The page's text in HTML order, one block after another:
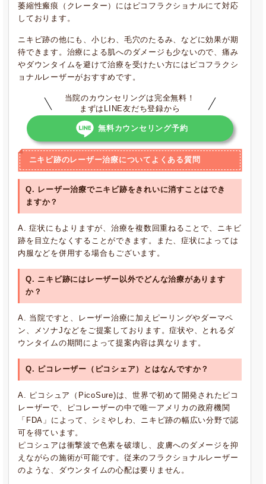
萎縮性瘢痕（クレーター）にはピコフラクショナルにて対応
しております。
ニキビ跡の他にも、小じわ、毛穴のたるみ、などに効果が期
待できます。治療による肌へのダメージも少ないので、痛み
やダウンタイムを避けて治療を受けたい方にはピコフラクシ
ョナルレーザーがおすすめです。
当院のカウンセリングは完全無料！
まずはLINE友だち登録から
無料カウンセリング予約
ニキビ跡のレーザー治療についてよくある質問
Q. レーザー治療でニキビ跡をきれいに消すことはでき
ますか？
A. 症状にもよりますが、治療を複数回重ねることで、ニキビ
跡を目立たなくすることができます。また、症状によっては
内服などを併用する場合もございます。
Q. ニキビ跡にはレーザー以外でどんな治療があります
か？
A. 当院ですと、レーザー治療に加えピーリングやダーマペ
ン、メソナJなどをご提案しております。症状や、とれるダ
ウンタイムの期間によって提案内容は異なります。
Q. ピコレーザー（ピコシェア）とはなんですか？
A. ピコシュア（PicoSure)は、世界で初めて開発されたピコ
レーザーで、ピコレーザーの中で唯一アメリカの政府機関
「FDA」によって、シミやしわ、ニキビ跡の幅広い分野で認
可を得ています。
ピコシュアは衝撃波で色素を破壊し、皮膚へのダメージを抑
えながらの施術が可能です。従来のフラクショナルレーザー
のような、ダウンタイムの心配は要りません。